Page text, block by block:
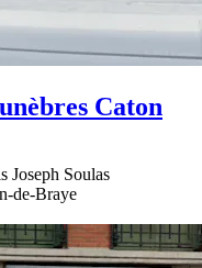
Caton
Joseph Soulas
de-Braye